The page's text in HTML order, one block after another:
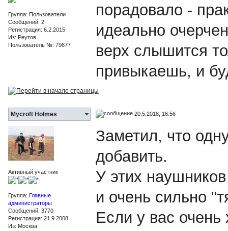
Группа: Пользователи
Сообщений: 2
Регистрация: 6.2.2015
Из: Реутов
Пользователь №: 79677
порадовало -
идеально
верх слышится
привыкаешь, и
Mycroft Holmes 20.5.2018, 16:56
Активный участник
Группа: Главные
администраторы
Сообщений: 3770
Регистрация: 21.9.2008
Из: Москва
Заметил, что
добавить.
У этих
и очень сильно
Если у вас